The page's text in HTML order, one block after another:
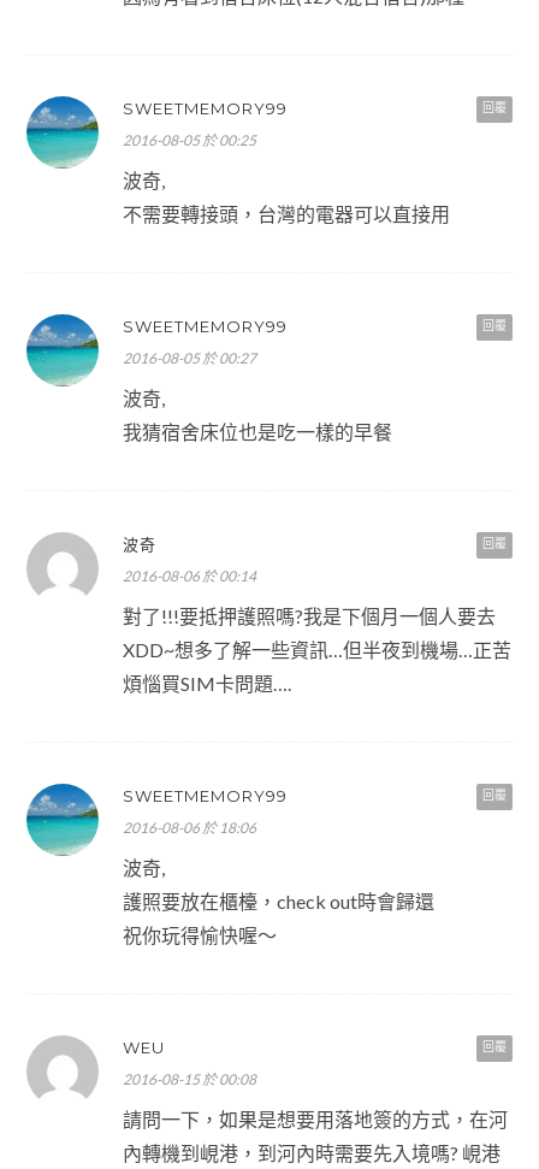
回覆
SWEETMEMORY99
2016-08-05 於 00:25
波奇,
不需要轉接頭，台灣的電器可以直接用
回覆
SWEETMEMORY99
2016-08-05 於 00:27
波奇,
我猜宿舍床位也是吃一樣的早餐
回覆
波奇
2016-08-06 於 00:14
對了!!!要抵押護照嗎?我是下個月一個人要去
XDD~想多了解一些資訊…但半夜到機場…正苦
煩惱買SIM卡問題….
回覆
SWEETMEMORY99
2016-08-06 於 18:06
波奇,
護照要放在櫃檯，check out時會歸還
祝你玩得愉快喔～
回覆
WEU
2016-08-15 於 00:08
請問一下，如果是想要用落地簽的方式，在河
內轉機到峴港，到河內時需要先入境嗎? 峴港